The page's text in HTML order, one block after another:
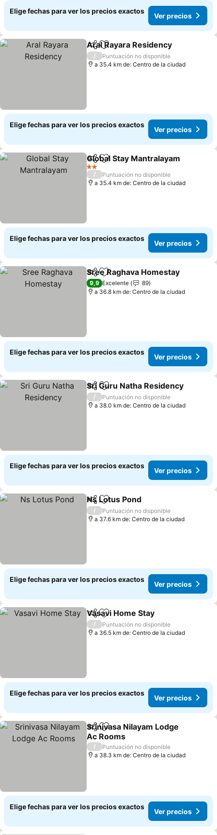
Elige fechas para ver los precios exactos
Ver precios
CompartirAgregar a favoritos
Aral Rayara Residency
/
Puntuación no disponible
a 35.4 km de: Centro de la ciudad
Elige fechas para ver los precios exactos
Ver precios
CompartirAgregar a favoritos
Global Stay Mantralayam
2 Estrellas
/
Puntuación no disponible
a 35.4 km de: Centro de la ciudad
Elige fechas para ver los precios exactos
Ver precios
CompartirAgregar a favoritos
Sree Raghava Homestay
9,9 Excelente
89
a 36.8 km de: Centro de la ciudad
Elige fechas para ver los precios exactos
Ver precios
CompartirAgregar a favoritos
Sri Guru Natha Residency
/
Puntuación no disponible
a 38.0 km de: Centro de la ciudad
Elige fechas para ver los precios exactos
Ver precios
CompartirAgregar a favoritos
Ns Lotus Pond
/
Puntuación no disponible
a 37.6 km de: Centro de la ciudad
Elige fechas para ver los precios exactos
Ver precios
CompartirAgregar a favoritos
Vasavi Home Stay
/
Puntuación no disponible
a 36.5 km de: Centro de la ciudad
Elige fechas para ver los precios exactos
Ver precios
CompartirAgregar a favoritos
Srinivasa Nilayam Lodge
Ac Rooms
Ver precios
/
Puntuación no disponible
a 38.3 km de: Centro de la ciudad
Elige fechas para ver los precios exactos
Ver precios